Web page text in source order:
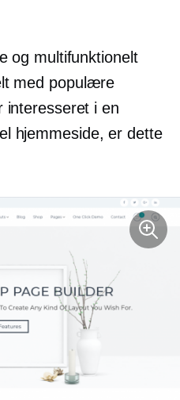
og multifunktionelt
med populære
interesseret i en
hjemmeside, er dette